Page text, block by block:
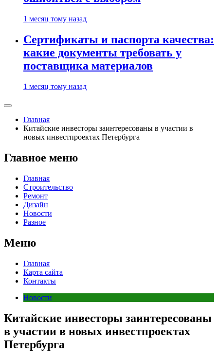
1 месяц тому назад
Сертификаты и паспорта качества:
какие документы требовать у
поставщика материалов
1 месяц тому назад
Главная
Китайские инвесторы заинтересованы в участии в
новых инвестпроектах Петербурга
Главное меню
Главная
Строительство
Ремонт
Дизайн
Новости
Разное
Меню
Главная
Карта сайта
Контакты
Новости
Китайские инвесторы заинтересованы
в участии в новых инвестпроектах
Петербурга